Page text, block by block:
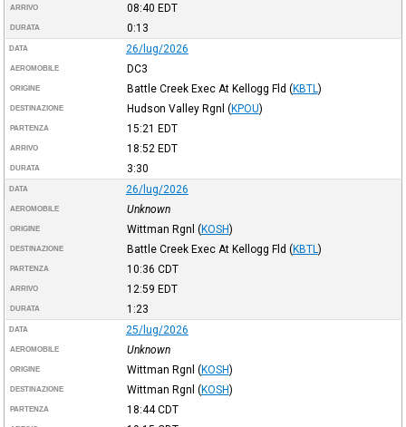
ARRIVO 08:40 EDT
DURATA 0:13
DATA 26/lug/2026
AEROMOBILE DC3
ORIGINE Battle Creek Exec At Kellogg Fld (KBTL )
DESTINAZIONE Hudson Valley Rgnl (KPOU)
PARTENZA 15:21 EDT
ARRIVO 18:52 EDT
DURATA 3:30
DATA 26/lug/2026
AEROMOBILE Unknown
ORIGINE Wittman Rgnl (KOSH)
DESTINAZIONE Battle Creek Exec At Kellogg Fld (KBTL )
PARTENZA 10:36 CDT
ARRIVO 12:59 EDT
DURATA 1:23
DATA 25/lug/2026
AEROMOBILE Unknown
ORIGINE Wittman Rgnl (KOSH)
DESTINAZIONE Wittman Rgnl (KOSH)
PARTENZA 18:44CDT